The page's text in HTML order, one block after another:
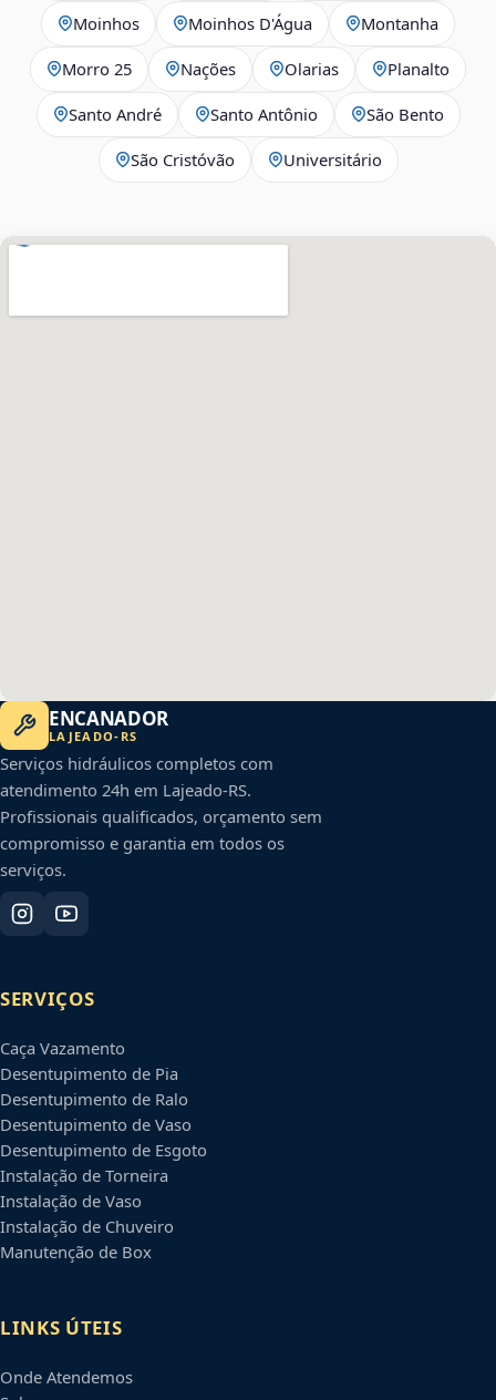
Moinhos Moinhos D'Água Montanha
Morro 25 Nações Olarias Planalto
Santo André Santo Antônio São Bento
São Cristóvão Universitário
ENCANADOR
LAJEADO- RS
Serviços hidráulicos completos com
atendimento 24h em Lajeado-RS.
Profissionais qualificados, orçamento sem
compromisso e garantia em todos os
serviços.
SERVIÇOS
Caça Vazamento
Desentupimento de Pia
Desentupimento de Ralo
Desentupimento de Vaso
Desentupimento de Esgoto
Instalação de Torneira
Instalação de Vaso
Instalação de Chuveiro
Manutenção de Box
LINKS ÚTEIS
Onde Atendemos